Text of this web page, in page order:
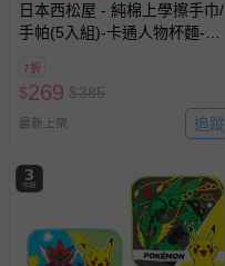
日本西松屋 - 純棉上學擦手巾/
手帕(5入組)-卡通人物杯麵-粉
7折
$269 $385
最新上架 追蹤